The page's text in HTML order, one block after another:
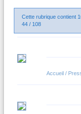
Cette rubrique contient
44 / 108
Accueil /